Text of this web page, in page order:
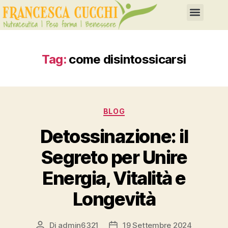
Tag: come disintossicarsi
BLOG
Detossinazione: il
Segreto per Unire
Energia, Vitalità e
Longevità
Di admin6321 19 Settembre 2024